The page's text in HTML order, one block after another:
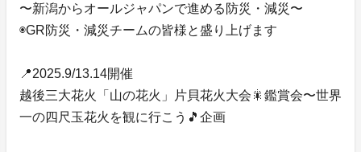
〜新潟からオールジャパンで進める防災・減災〜
◉GR防災・減災チームの皆様と盛り上げます
📍2025.9/13.14開催
越後三大花火「山の花火」片貝花火大会🎇鑑賞会〜世界
一の四尺玉花火を観に行こう🎵企画